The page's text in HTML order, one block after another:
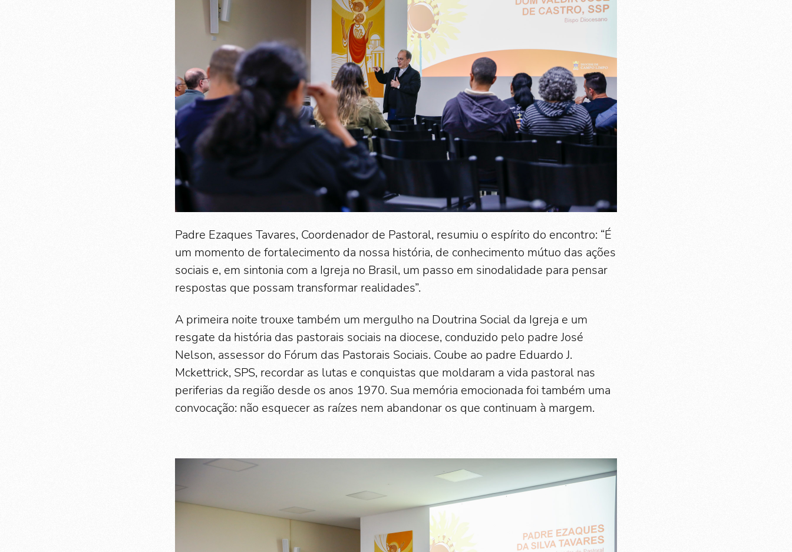
Padre Ezaques Tavares, Coordenador de Pastoral, resumiu o espírito do encontro: “É
um momento de fortalecimento da nossa história, de conhecimento mútuo das ações
sociais e, em sintonia com a Igreja no Brasil, um passo em sinodalidade para pensar
respostas que possam transformar realidades”.
A primeira noite trouxe também um mergulho na Doutrina Social da Igreja e um
resgate da história das pastorais sociais na diocese, conduzido pelo padre José
Nelson, assessor do Fórum das Pastorais Sociais. Coube ao padre Eduardo J.
Mckettrick, SPS, recordar as lutas e conquistas que moldaram a vida pastoral nas
periferias da região desde os anos 1970. Sua memória emocionada foi também uma
convocação: não esquecer as raízes nem abandonar os que continuam à margem.